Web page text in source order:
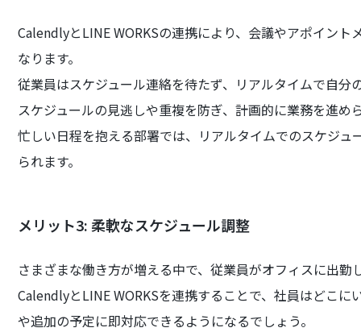
CalendlyとLINE WORKSの連携により、会議やアポイン
なります。
従業員はスケジュール連絡を待たず、リアルタイムで自
スケジュールの見逃しや重複を防ぎ、計画的に業務を進め
忙しい日程を抱える部署では、リアルタイムでのスケジ
られます。
メリット3: 柔軟なスケジュール調整
さまざまな働き方が増える中で、従業員がオフィスに出
CalendlyとLINE WORKSを連携することで、社員はどこ
や追加の予定に即対応できるようになるでしょう。